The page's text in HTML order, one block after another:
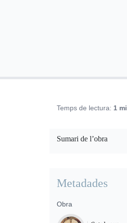
Temps de lectura: 1
Sumari de l’obra
Metadades
Obra